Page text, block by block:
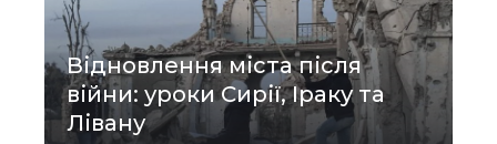
Відновлення міста після
війни: уроки Сирії, Іраку та
Лівану